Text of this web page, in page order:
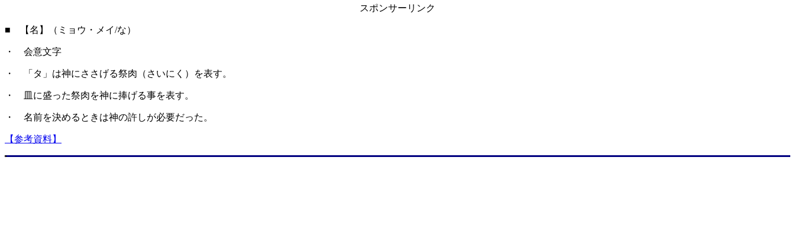
スポンサーリンク
■ 【名】（ミョウ・メイ/な）
・ 会意文字
・ 「タ」は神にささげる祭肉（さいにく）を表す。
・ 皿に盛った祭肉を神に捧げる事を表す。
・ 名前を決めるときは神の許しが必要だった。
【参考資料】